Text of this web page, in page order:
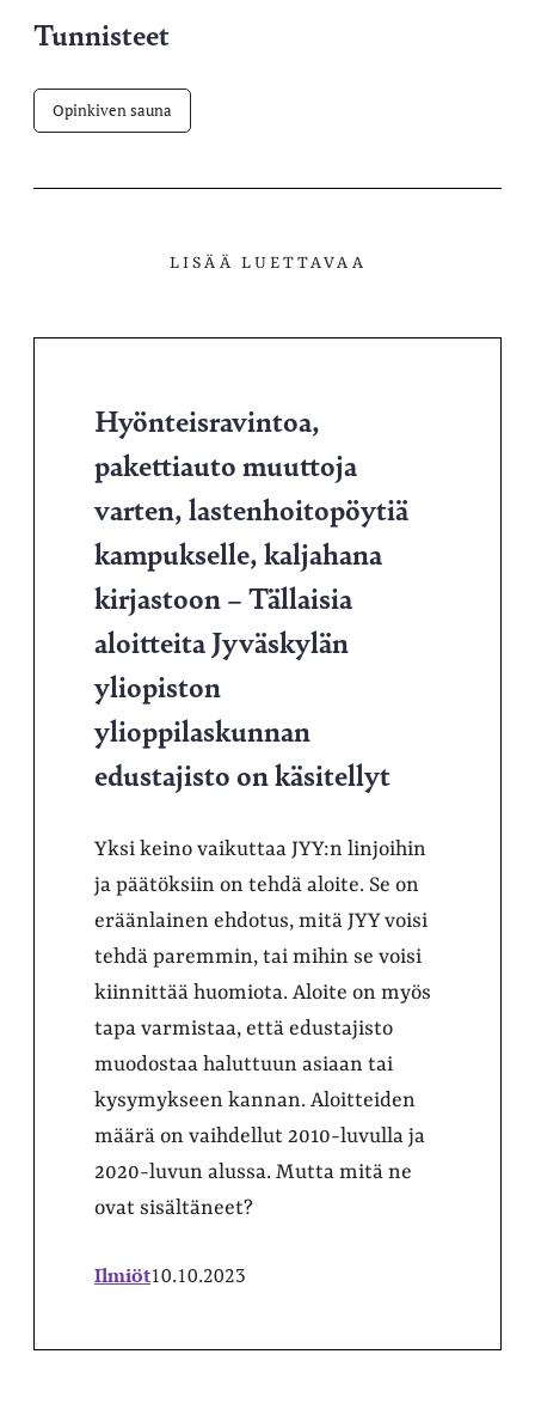
Tunnisteet
Opinkiven sauna
LISÄÄ LUETTAVAA
Hyönteisravintoa,
pakettiauto muuttoja
varten, lastenhoitopöytiä
kampukselle, kaljahana
kirjastoon – Tällaisia
aloitteita Jyväskylän
yliopiston
ylioppilaskunnan
edustajisto on käsitellyt
Yksi keino vaikuttaa JYY:n linjoihin
ja päätöksiin on tehdä aloite. Se on
eräänlainen ehdotus, mitä JYY voisi
tehdä paremmin, tai mihin se voisi
kiinnittää huomiota. Aloite on myös
tapa varmistaa, että edustajisto
muodostaa haluttuun asiaan tai
kysymykseen kannan. Aloitteiden
määrä on vaihdellut 2010-luvulla ja
2020-luvun alussa. Mutta mitä ne
ovat sisältäneet?
Ilmiöt10.10.2023